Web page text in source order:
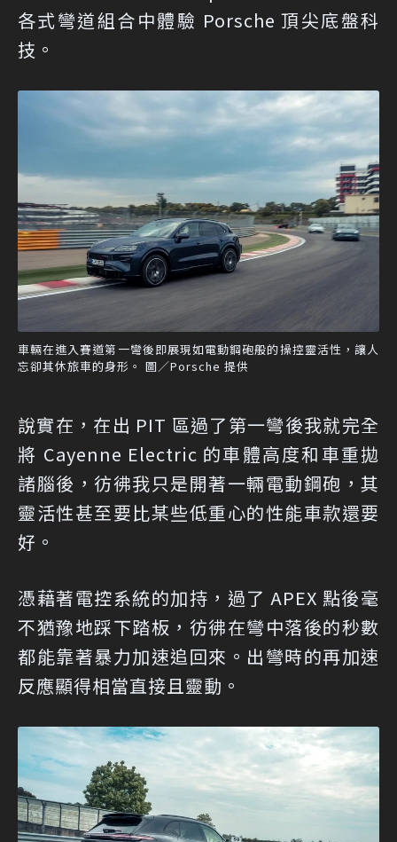
各式彎道組合中體驗 Porsche 頂尖底盤科
技。
車輛在進入賽道第一彎後即展現如電動鋼砲般的操控靈活性，讓人
忘卻其休旅車的身形。 圖／Porsche 提供
說實在，在出 PIT 區過了第一彎後我就完全
將 Cayenne Electric 的車體高度和車重拋
諸腦後，彷彿我只是開著一輛電動鋼砲，其
靈活性甚至要比某些低重心的性能車款還要
好。
憑藉著電控系統的加持，過了 APEX 點後毫
不猶豫地踩下踏板，彷彿在彎中落後的秒數
都能靠著暴力加速追回來。出彎時的再加速
反應顯得相當直接且靈動。